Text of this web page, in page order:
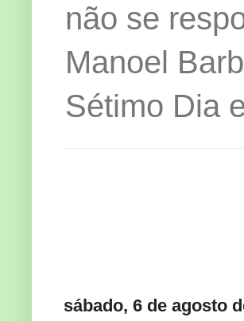
não se
Manoel
Sétimo Dia
sábado, 6 de agosto